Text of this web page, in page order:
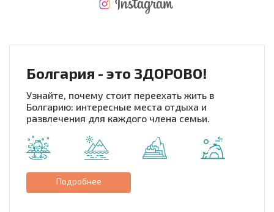
Болгария - это ЗДОРОВО!
Узнайте, почему стоит переехать жить в
Болгарию: интересные места отдыха и
развлечения для каждого члена семьи.
Подробнее